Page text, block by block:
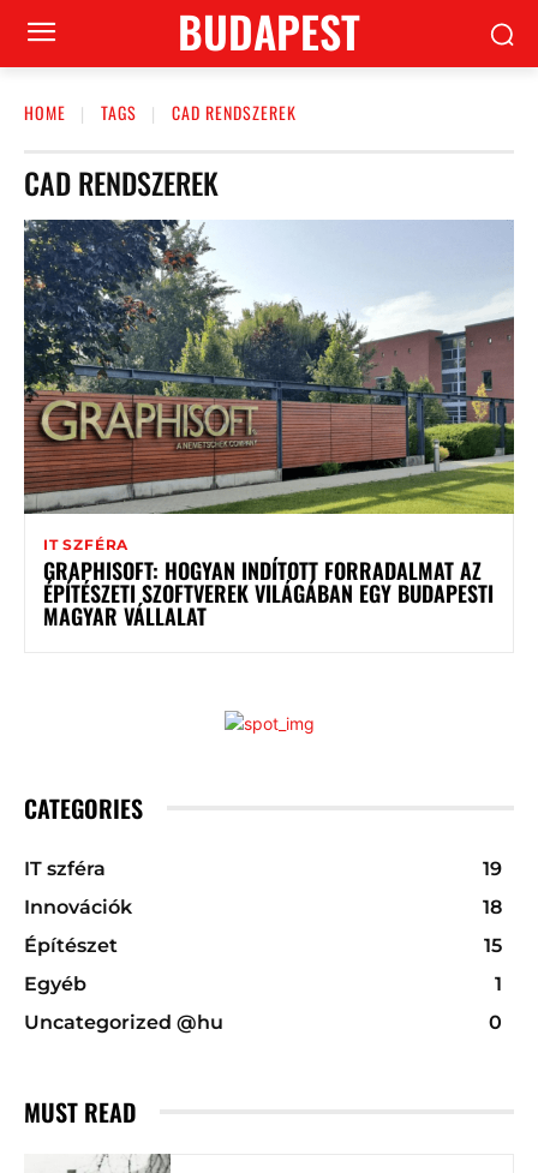
BUDAPEST
HOME TAGS CAD RENDSZEREK
CAD RENDSZEREK
IT SZFÉRA
GRAPHISOFT: HOGYAN INDÍTOTT FORRADALMAT AZ
ÉPÍTÉSZETI SZOFTVEREK VILÁGÁBAN EGY BUDAPESTI
MAGYAR VÁLLALAT
CATEGORIES
IT szféra
19
Innovációk
18
Építészet
15
Egyéb
1
Uncategorized @hu
0
MUST READ